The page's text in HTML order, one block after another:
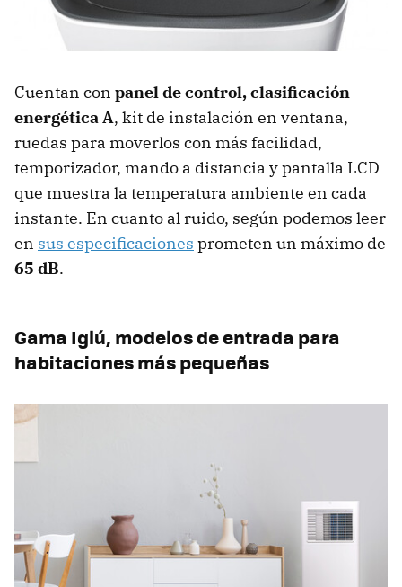
Cuentan con panel de control, clasificación
energética A, kit de instalación en ventana,
ruedas para moverlos con más facilidad,
temporizador, mando a distancia y pantalla LCD
que muestra la temperatura ambiente en cada
instante. En cuanto al ruido, según podemos leer
en sus especificaciones prometen un máximo de
65 dB.
Gama Iglú, modelos de entrada para
habitaciones más pequeñas